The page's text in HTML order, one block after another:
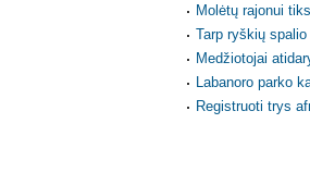
Molėtų rajonui
Tarp ryškių
Medžiotojai
Labanoro parko
Registruoti trys